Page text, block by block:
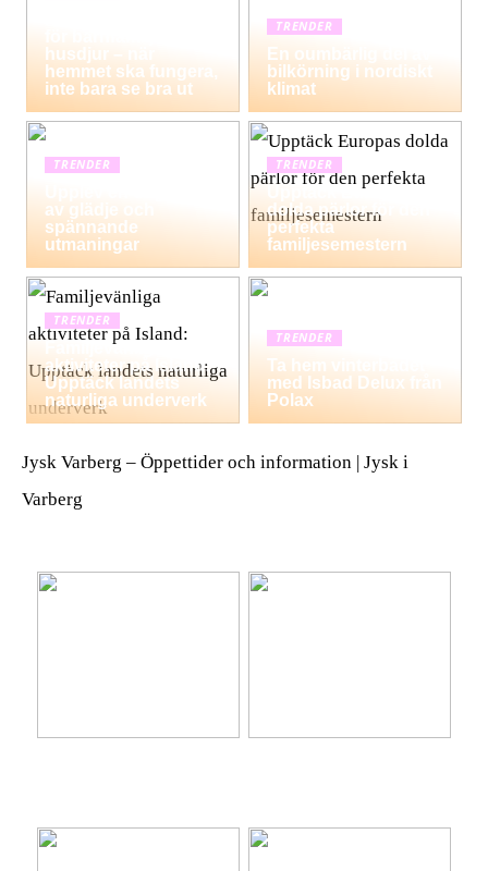
husdjur – när
hemmet ska fungera,
inte bara se bra ut
TRENDER
En oumbärlig del av
bilkörning i nordiskt
klimat
TRENDER
av glädje och
spännande
utmaningar
TRENDER
Upptäck Europas
dolda pärlor för den
perfekta
familjesemestern
TRENDER
Familjevänliga
aktiviteter på Island:
Upptäck landets
naturliga underverk
TRENDER
Ta hem vinterbadet
med Isbad Delux från
Polax
Jysk Varberg – Öppettider och information | Jysk i
Varberg